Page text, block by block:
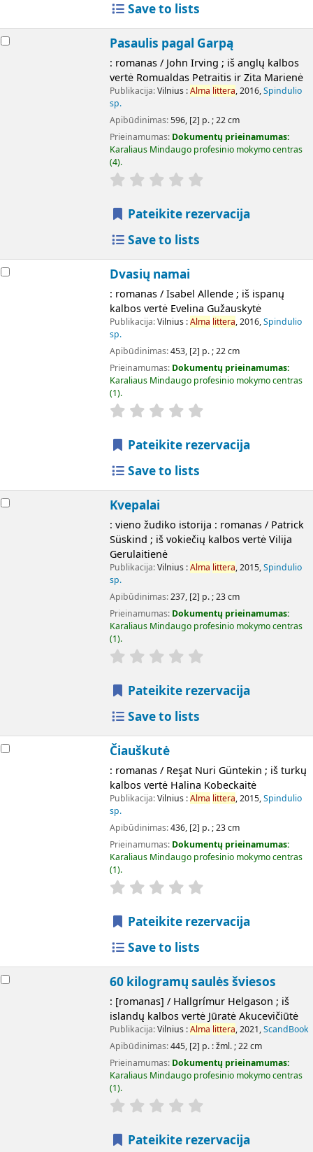
Save to lists
Pasaulis pagal Garpą
: romanas / John Irving ; iš anglų kalbos
vertė Romualdas Petraitis ir Zita Marienė
Publikacija:Vilnius :Alma littera, 2016,Spindulio
sp.
Apibūdinimas:596, [2] p. ; 22 cm
Prieinamumas: Dokumentų prieinamumas:
Karaliaus Mindaugo profesinio mokymo centras
(4).
Pateikite rezervacija
Save to lists
Dvasių namai
: romanas / Isabel Allende ; iš ispanų
kalbos vertė Evelina Gužauskytė
Publikacija:Vilnius :Alma littera, 2016,Spindulio
sp.
Apibūdinimas:453, [2] p. ; 22 cm
Prieinamumas: Dokumentų prieinamumas:
Karaliaus Mindaugo profesinio mokymo centras
(1).
Pateikite rezervacija
Save to lists
Kvepalai
: vieno žudiko istorija : romanas / Patrick
Süskind ; iš vokiečių kalbos vertė Vilija
Gerulaitienė
Publikacija:Vilnius :Alma littera, 2015,Spindulio
sp.
Apibūdinimas:237, [2] p. ; 23 cm
Prieinamumas: Dokumentų prieinamumas:
Karaliaus Mindaugo profesinio mokymo centras
(1).
Pateikite rezervacija
Save to lists
Čiauškutė
: romanas / Reşat Nuri Güntekin ; iš turkų
kalbos vertė Halina Kobeckaitė
Publikacija:Vilnius :Alma littera, 2015,Spindulio
sp.
Apibūdinimas:436, [2] p. ; 23 cm
Prieinamumas: Dokumentų prieinamumas:
Karaliaus Mindaugo profesinio mokymo centras
(1).
Pateikite rezervacija
Save to lists
60 kilogramų saulės šviesos
: [romanas] / Hallgrímur Helgason ; iš
islandų kalbos vertė Jūratė Akucevičiūtė
Publikacija:Vilnius :Alma littera, 2021,ScandBook
Apibūdinimas:445, [2] p. : žml. ; 22 cm
Prieinamumas: Dokumentų prieinamumas:
Karaliaus Mindaugo profesinio mokymo centras
(1).
Pateikite rezervacija